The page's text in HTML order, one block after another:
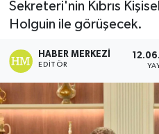
Sekreteri'nin Kıbrıs
Holguin ile görüşecek.
HABER MERKEZI
EDITÖR
DÜNYA
ENGLISH
Son Dakika Haberleri